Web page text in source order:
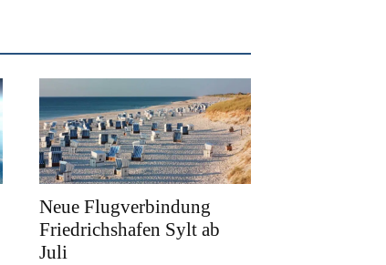
Neue Flugverbindung
Friedrichshafen Sylt ab
Juli